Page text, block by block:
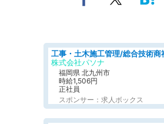
株式会社パソナ
福岡県 北九州市
時給1,506円
正社員
スポンサー：求人ボックス